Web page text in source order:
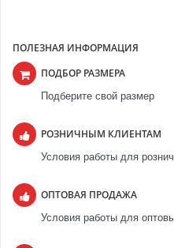
ПОЛЕЗНАЯ ИНФОРМАЦИЯ
ПОДБОР РАЗМЕРА
Подберите свой размер
РОЗНИЧНЫМ КЛИЕНТАМ
Условия работы для
ОПТОВАЯ ПРОДАЖА
Условия работы для